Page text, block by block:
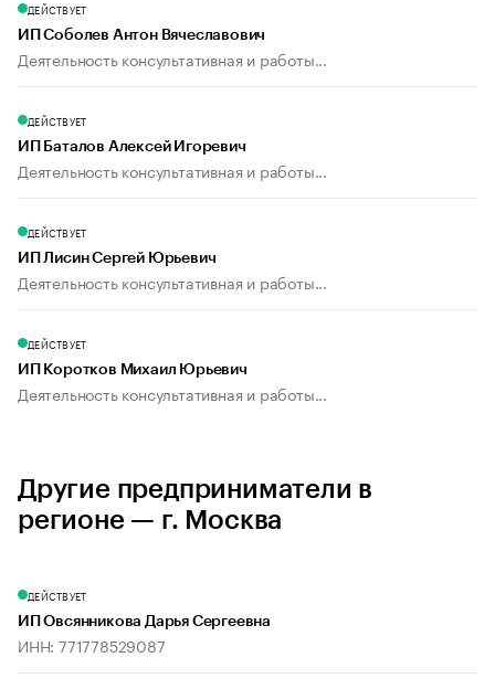
ДЕЙСТВУЕТ
ИП Соболев Антон Вячеславович
Деятельность консультативная и работы...
ДЕЙСТВУЕТ
ИП Баталов Алексей Игоревич
Деятельность консультативная и работы...
ДЕЙСТВУЕТ
ИП Лисин Сергей Юрьевич
Деятельность консультативная и работы...
ДЕЙСТВУЕТ
ИП Коротков Михаил Юрьевич
Деятельность консультативная и работы...
Другие предприниматели в
регионе — г. Москва
ДЕЙСТВУЕТ
ИП Овсянникова Дарья Сергеевна
ИНН: 771778529087